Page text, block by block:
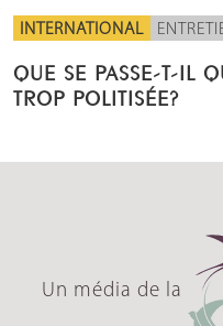
INTERNATIONAL
QUE SE PASSE-T-IL
TROP POLITISÉE?
Un média de la